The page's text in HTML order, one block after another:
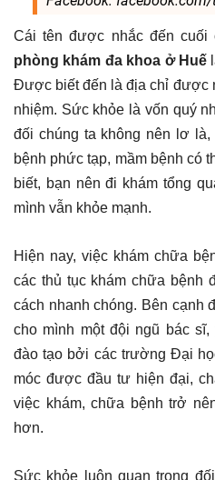
Cái tên được nhắc đến cuối
phòng khám đa khoa ở Huế
Được biết đến là địa chỉ được
nhiệm. Sức khỏe là vốn quý
đối chúng ta không nên lơ
bệnh phức tạp, mầm bệnh có
biết, bạn nên đi khám tổng
mình vẫn khỏe mạnh.
Hiện nay, việc khám chữa
các thủ tục khám chữa bệnh
cách nhanh chóng. Bên cạnh
cho mình một đội ngũ bác
đào tạo bởi các trường Đại
móc được đầu tư hiện đại,
việc khám, chữa bệnh trở
hơn.
Sức khỏe luôn quan trọng